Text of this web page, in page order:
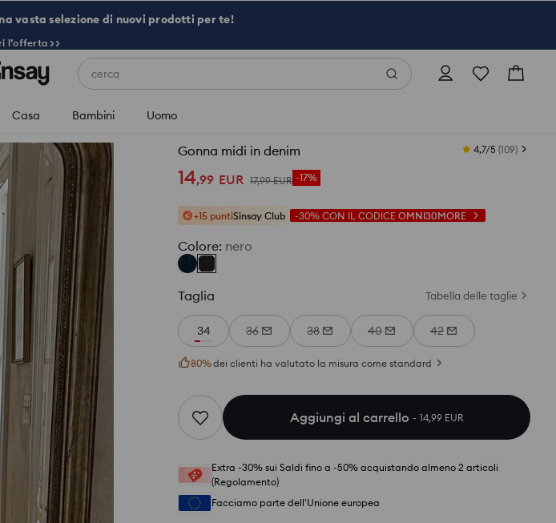
vasta selezione di nuovi prodotti per te!
l’offerta >>
cerca
Casa Bambini Uomo
Gonna midi in denim 4,7/5 (109)
14,99 EUR 17,99 EUR -17%
+15 puntiSinsay Club -30% CON IL CODICE OMNI30MORE
Colore: nero
Taglia Tabella delle taglie
34 36 38 40 42
80%dei clienti ha valutato la misura come standard
Aggiungi al carrello 14,99 EUR
Extra -30% sui Saldi fino a -50% acquistando almeno 2 articoli
(Regolamento)
Facciamo parte dell'Unione europea